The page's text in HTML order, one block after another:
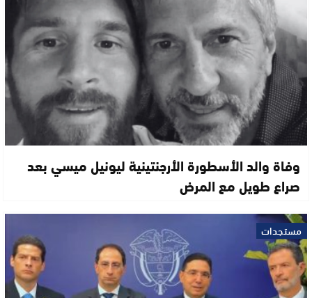
وفاة والد الأسطورة الأرجنتينية ليونيل ميسي بعد
صراع طويل مع المرض
مستجدات